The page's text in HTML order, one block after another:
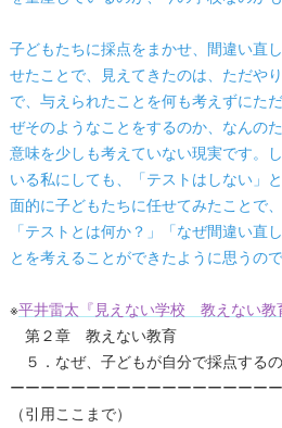
子どもたちに採点をまかせ、間違い直
せたことで、見えてきたのは、ただや
で、与えられたことを何も考えずにた
ぜそのようなことをするのか、なんの
意味を少しも考えていない現実です。
いる私にしても、「テストはしない」
面的に子どもたちに任せてみたことで
「テストとは何か？」「なぜ間違い直
とを考えることができたように思うので
※平井雷太『見えない学校 教えない教
第２章 教えない教育
５．なぜ、子どもが自分で採点する
ーーーーーーーーーーーーーーーーー
（引用ここまで）